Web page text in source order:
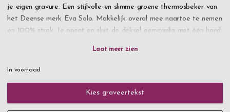
je eigen gravure. Een stijlvolle en slimme groene thermosbeker van
het Deense merk Eva Solo. Makkelijk overal mee naartoe te nemen
en 100% strak. Je opent en sluit de deksel eenvoudig met één hand,
wand met vacuümeffect houdt zowel warm als koud. Gemaakt van
90% gerecycled staal en tevens vaatwasmachinebestendig.
In voorraad
Kies graveertekst